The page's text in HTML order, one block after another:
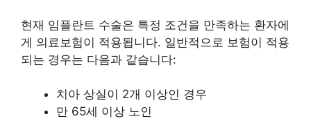
현재 임플란트 수술은 특정 조건을 만족하는 환자에
게 의료보험이 적용됩니다. 일반적으로 보험이 적용
되는 경우는 다음과 같습니다:
치아 상실이 2개 이상인 경우
만 65세 이상 노인